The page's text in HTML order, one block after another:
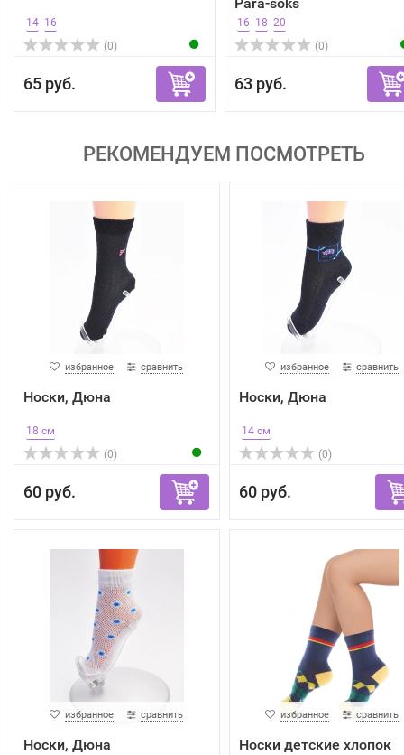
14 16
(0)
65 руб.
16 18 20
(0)
63 руб.
РЕКОМЕНДУЕМ ПОСМОТРЕТЬ
избранное сравнить
Носки, Дюна
18 см
(0)
60 руб.
избранное сравнить
Носки, Дюна
14 см
(0)
60 руб.
избранное сравнить
Носки, Дюна
избранное сравнить
Носки детские хлопок